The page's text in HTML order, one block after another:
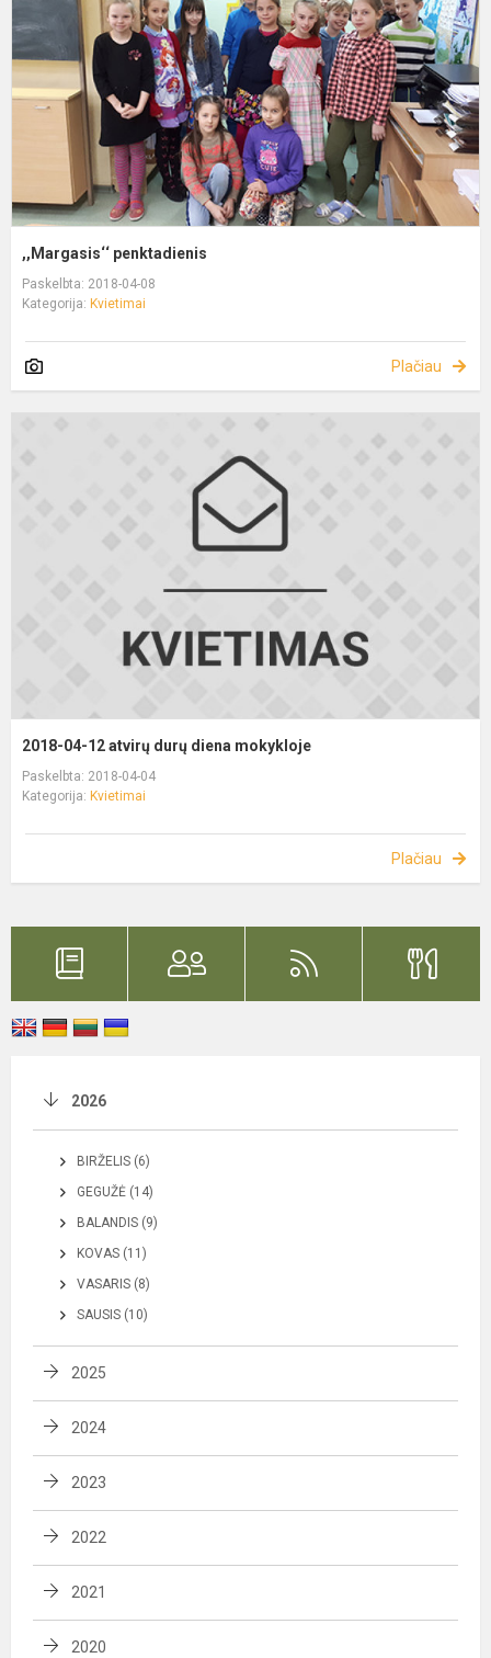
,,Margasis‘‘ penktadienis
Paskelbta: 2018-04-08
Kategorija: Kvietimai
Plačiau
2018-04-12 atvirų durų diena mokykloje
Paskelbta: 2018-04-04
Kategorija: Kvietimai
Plačiau
2026
BIRŽELIS (6)
GEGUŽĖ (14)
BALANDIS (9)
KOVAS (11)
VASARIS (8)
SAUSIS (10)
2025
2024
2023
2022
2021
2020